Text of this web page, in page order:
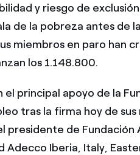
y riesgo de
de la pobreza antes de
miembros en paro han
los 1.148.800.
el principal apoyo de la
tras la firma hoy de
presidente de
Adecco Iberia, Italy,